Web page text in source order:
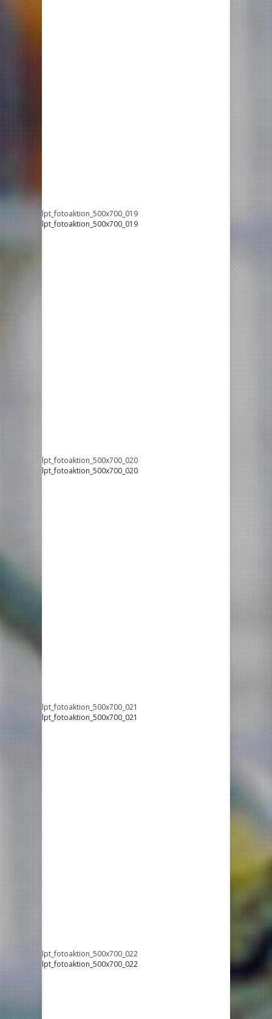
lpt_fotoaktion_500x700_019
lpt_fotoaktion_500x700_019
lpt_fotoaktion_500x700_020
lpt_fotoaktion_500x700_020
lpt_fotoaktion_500x700_021
lpt_fotoaktion_500x700_021
lpt_fotoaktion_500x700_022
lpt_fotoaktion_500x700_022